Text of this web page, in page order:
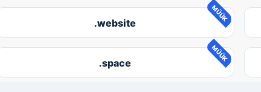
MÜÜK
.website
MÜÜK
.space